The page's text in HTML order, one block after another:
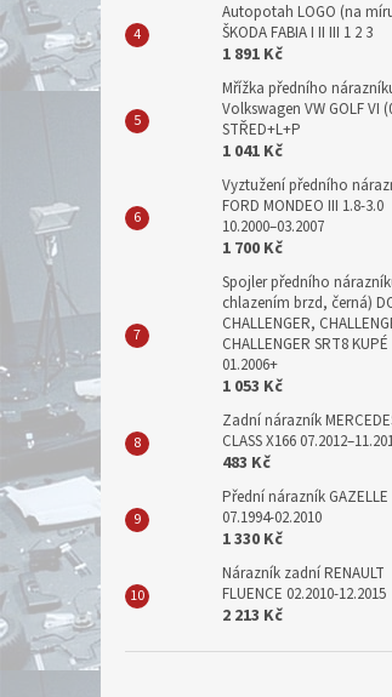
Autopotah LOGO (na
ŠKODA FABIA I II III 1 2 3
1 891 Kč
Mřížka předního
Volkswagen VW GOLF VI
STŘED+L+P
1 041 Kč
Vyztužení předního
FORD MONDEO III 1.8-3.0
10.2000–03.2007
1 700 Kč
Spojler předního
chlazením brzd, černá)
CHALLENGER,
CHALLENGER SRT8 KUPÉ
01.2006+
1 053 Kč
Zadní nárazník
CLASS X166
483 Kč
Přední nárazník GAZELLE
07.1994-02.2010
1 330 Kč
Nárazník zadní RENAULT
FLUENCE 02.2010-12.2015
2 213 Kč